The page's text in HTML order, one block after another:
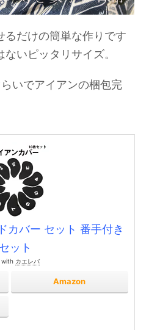
るだけの簡単な作りです
いピッタリサイズ。
いでアイアンの梱包完
カバー セット 番手付き
ット
with カエレバ
Amazon